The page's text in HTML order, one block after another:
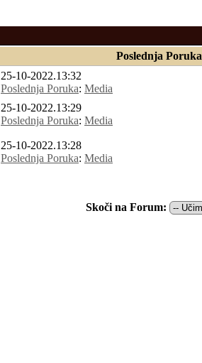
Poslednja Poruka
25-10-2022.13:32
Poslednja Poruka: Media
25-10-2022.13:29
Poslednja Poruka: Media
25-10-2022.13:28
Poslednja Poruka: Media
Skoči na Forum: